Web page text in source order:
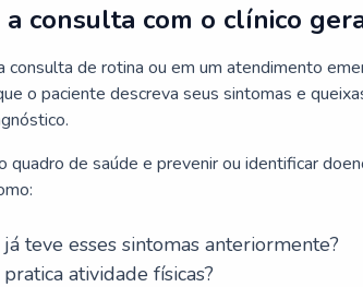
a consulta com o clínico
consulta de rotina ou em um atendimento
o paciente descreva seus sintomas e
quadro de saúde e prevenir ou identificar
já teve esses sintomas anteriormente?
atividade físicas?